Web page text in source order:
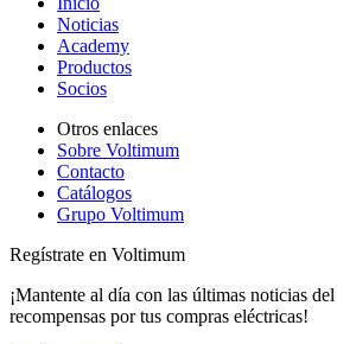
Noticias
Academy
Productos
Socios
Otros enlaces
Sobre Voltimum
Contacto
Catálogos
Grupo Voltimum
Regístrate en Voltimum
¡Mantente al día con las últimas noticias
recompensas por tus compras eléctricas!